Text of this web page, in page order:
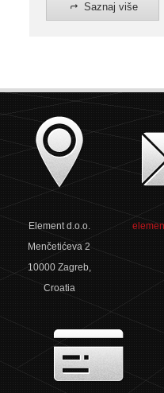
Saznaj više
Element d.o.o.
Menčetićeva 2
10000 Zagreb,
Croatia